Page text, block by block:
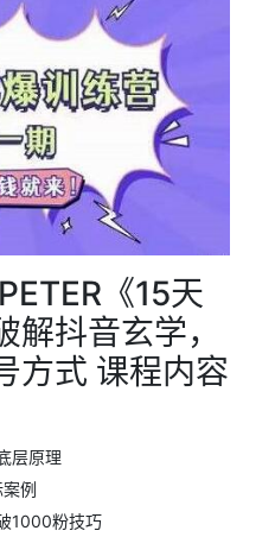
《15天
抖音玄学，
方式 课程内容
层原理
例
1000粉技巧